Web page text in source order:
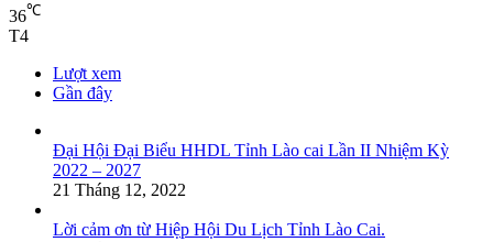
36℃
T4
Lượt xem
Gần đây
Đại Hội Đại Biểu HHDL Tỉnh Lào cai Lần II Nhiệm Kỳ
2022 – 2027
21 Tháng 12, 2022
Lời cảm ơn từ Hiệp Hội Du Lịch Tỉnh Lào Cai.